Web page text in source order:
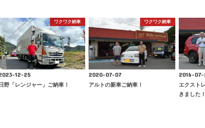
ワクワク納車
12-25
日野「レンジャー」ご納車！
ワクワク納車
2020-07-07
アルトの新車ご納車！
2016-07-
エクスト
きました！